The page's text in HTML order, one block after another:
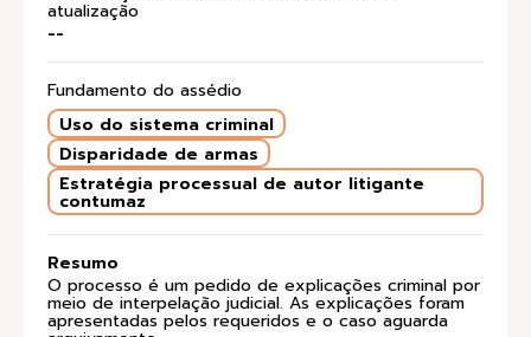
atualização
--
Fundamento do assédio
Uso do sistema criminal
Disparidade de armas
Estratégia processual de autor litigante
contumaz
Resumo
O processo é um pedido de explicações criminal por
meio de interpelação judicial. As explicações foram
apresentadas pelos requeridos e o caso aguarda